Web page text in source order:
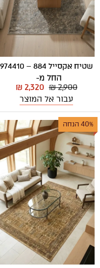
שטיח אקסייל 884 – 974410
החל מ-
₪ 2,900
₪ 2,320
עבור אל המוצר
40% הנחה